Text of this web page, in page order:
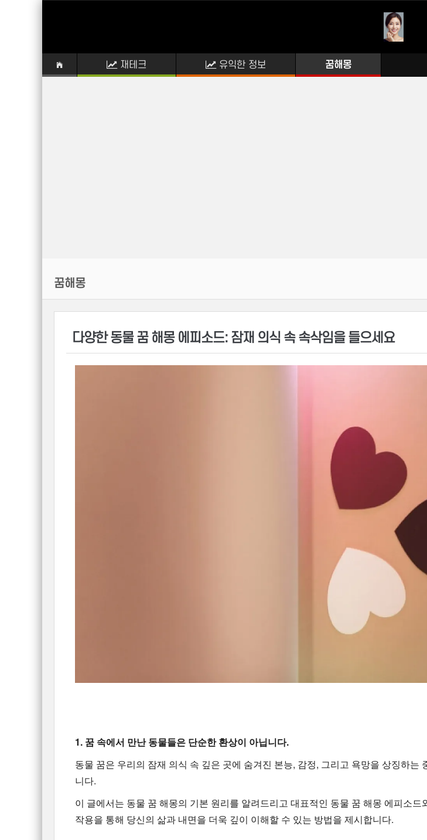
재테크 유익한 정보 꿈해몽
꿈해몽
다양한 동물 꿈 해몽 에피소드: 잠재 의식 속 속삭임을 들으세요
1. 꿈 속에서 만난 동물들은 단순한 환상이 아닙니다.
동물 꿈은 우리의 잠재 의식 속 깊은 곳에 숨겨진 본능, 감정, 그리고 욕망을 상징하는
니다.
이 글에서는 동물 꿈 해몽의 기본 원리를 알려드리고 대표적인 동물 꿈 해몽 에피소드
작용을 통해 당신의 삶과 내면을 더욱 깊이 이해할 수 있는 방법을 제시합니다.